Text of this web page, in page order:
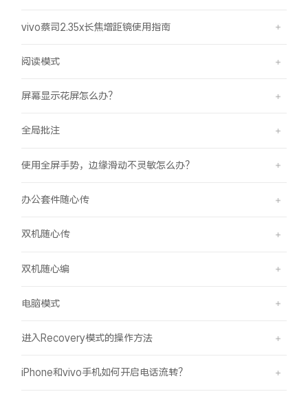
vivo蔡司2.35x长焦增距镜使用指南
阅读模式
屏幕显示花屏怎么办？
全局批注
使用全屏手势，边缘滑动不灵敏怎么办？
办公套件随心传
双机随心传
双机随心编
电脑模式
进入Recovery模式的操作方法
iPhone和vivo手机如何开启电话流转？